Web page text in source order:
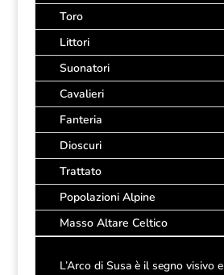
Toro
Littori
Suonatori
Cavalieri
Fanteria
Dioscuri
Trattato
Popolazioni Alpine
Masso Altare Celtico
L’Arco di Susa è il segno visivo